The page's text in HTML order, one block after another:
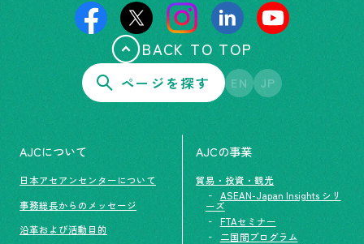
BACK TO TOP
ページを探す EN JP
AJCについて
日本アセアンセンターについて
事務総長からのメッセージ
沿革および活動目的
AJCの事業
貿易・投資・観光
ASEAN-Japan Insights シリ
ーズ
FTAセミナー
二国間プログラム